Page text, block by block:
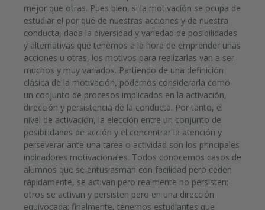
mejor que otras. Pues bien, si la motivación se ocupa de
estudiar el por qué de nuestras acciones y de nuestra
conducta, dada la diversidad y variedad de posibilidades
y alternativas que tenemos a la hora de emprender unas
acciones u otras, los motivos para rea­lizarlas van a ser
muchos y muy variados. Partiendo de una definición
clásica de la motivación, podemos considerarla como
un conjunto de procesos implicados en la activación,
dirección y persistencia de la conducta. Por tanto, el
nivel de activación, la elección entre un conjunto de
posibilidades de acción y el concentrar la atención y
perseverar ante una tarea o actividad son los principales
indicadores moti­vacionales. Todos conocemos casos de
alumnos que se entusiasman con facilidad pero ceden
rápidamente, se activan pero realmente no persisten;
otros se activan y persisten pero en una dirección
equivocada; finalmente, tenemos estudiantes que